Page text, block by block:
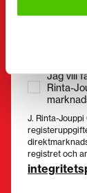
Jag har
Jag vill
Rinta-
J. Rinta-
registret och